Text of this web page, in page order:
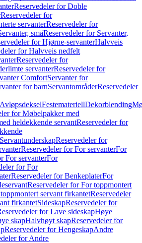
Reservedeler for Doble
Reservedeler for
servanterReservedeler for
småReservedeler for Servanter,
for Hjørne-servanterHalvveis
for Halvveis nedfelt
Reservedeler for
servanterReservedeler for
ComfortServanter for
for barnServantområderReservedeler
AvløpsdekselFestemateriellDekorblending
for Møbelpakker med
heldekkende servantReservedeler for
ServantunderskapReservedeler for
Reservedeler for For servanterFor
For servanterFor
for For
Reservedeler for BenkeplaterFor
Reservedeler for For toppmontert
servant firkantetReservedeler
firkantetSideskapReservedeler for
for Lave sideskapHøye
skapHalvhøyt skapReservedeler for
Reservedeler for HengeskapAndre
for Andre